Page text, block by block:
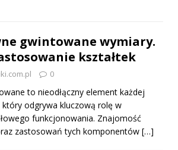
gwintowane wymiary.
kształtek
0
to nieodłączny element każdej
odgrywa kluczową rolę w
funkcjonowania. Znajomość
zastosowań tych komponentów […]